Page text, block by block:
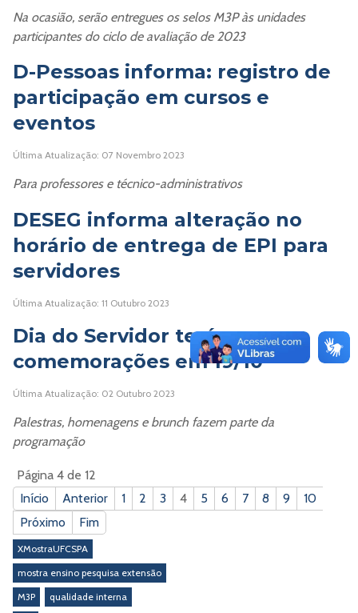
Na ocasião, serão entregues os selos M3P às unidades
participantes do ciclo de avaliação de 2023
D-Pessoas informa: registro de
participação em cursos e
eventos
Última Atualização: 07 Novembro 2023
Para professores e técnico-administrativos
DESEG informa alteração no
horário de entrega de EPI para
servidores
Última Atualização: 11 Outubro 2023
Dia do Servidor terá
comemorações em 19/10
Última Atualização: 02 Outubro 2023
Palestras, homenagens e brunch fazem parte da
programação
Página 4 de 12
Início
Anterior 1 2 3 4 5 6 7 8 9
10
Próximo
Fim
XMostraUFCSPA
mostra ensino pesquisa extensão
M3P
qualidade interna